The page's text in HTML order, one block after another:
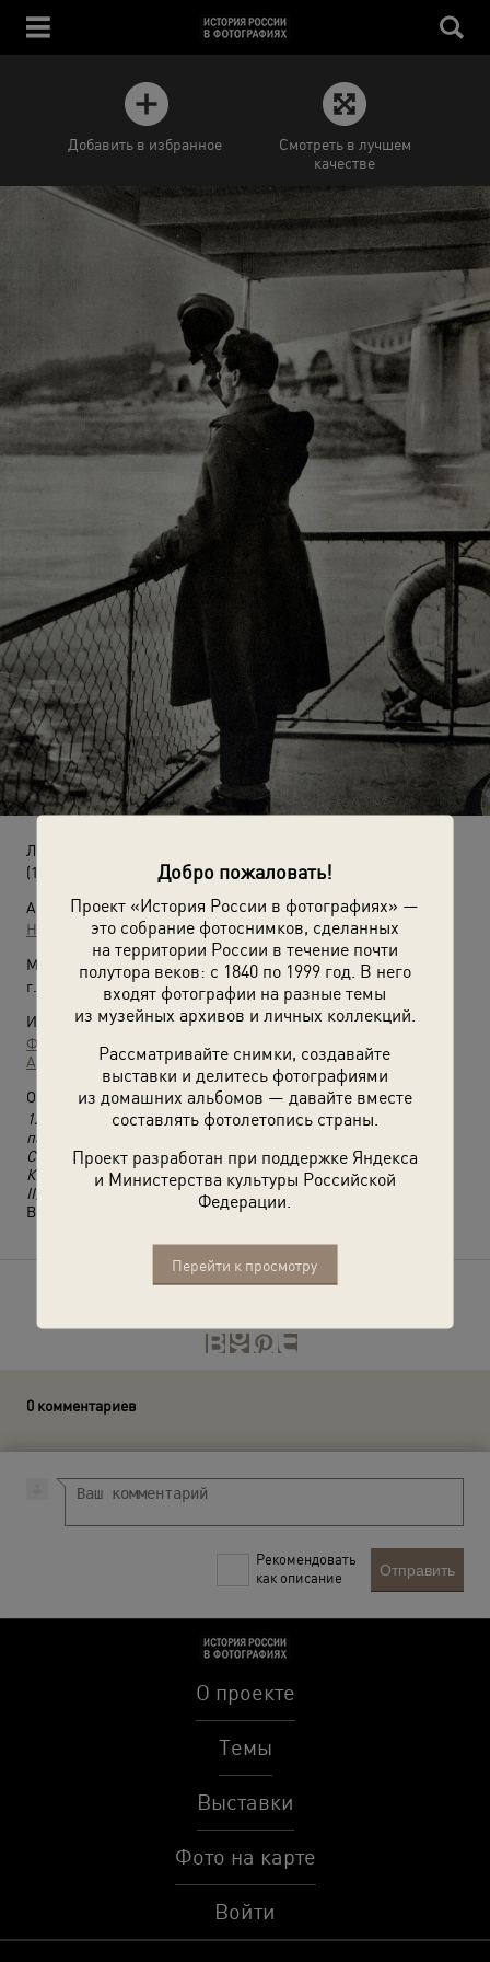
Добро пожаловать!
Проект «История России в фотографиях» —
это собрание фотоснимков, сделанных
на территории России в течение почти
полутора веков: с 1840 по 1999 год. В него
входят фотографии на разные темы
из музейных архивов и личных коллекций.
Рассматривайте снимки, создавайте
выставки и делитесь фотографиями
из домашних альбомов — давайте вместе
составлять фотолетопись страны.
Проект разработан при поддержке Яндекса
и Министерства культуры Российской
Федерации.
Перейти к просмотру
Добавить в избранное
Смотреть в лучшем
качестве
Лев Троцкий прощается с Россией
(12 февраля 1929)
Автор:
Неизвестный автор
Место съемки:
г. Одесса
Источники:
Фотографии пользователей russiainphoto.ru
Архив Ивана Владимировича Егорова
О фотографии:
12 февраля 1929 года Лев Троцкий из порта Одессы с
паспортом на фамилию Седов вместе с женой и сыном Львом
Седовым в сопровождении сотрудников ОГПУ был выслан в
Константинополь на пароходе «Ильич» (бывший «Николай
II)».
Выставка
«Для спасения утопающих»с этой фотографией.
0 комментариев
Рекомендовать
как описание
Отправить
О проекте
Темы
Выставки
Фото на карте
Войти